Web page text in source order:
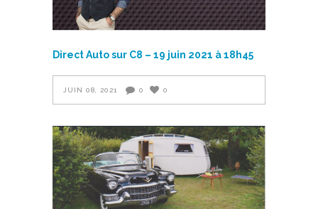
Direct Auto sur C8 – 19 juin 2021 à 18h45
JUIN 08, 2021 0 0